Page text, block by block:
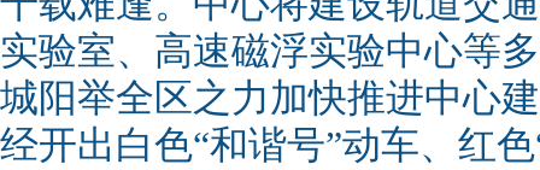
实验室、高速磁浮实验中心等
城阳举全区之力加快推进中心
经开出白色“和谐号”动车、红